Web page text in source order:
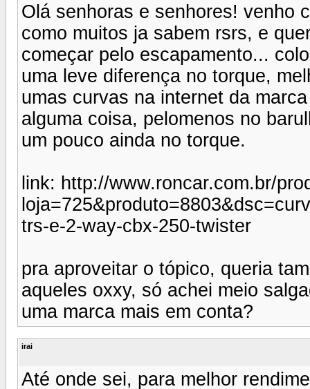
Olá senhoras e senhores! venho
como muitos ja sabem rsrs, e
começar pelo escapamento...
uma leve diferença no torque,
umas curvas na internet da
alguma coisa, pelomenos no
um pouco ainda no torque.
link: http://www.roncar.com.br/
trs-e-2-way-cbx-250-twister
pra aproveitar o tópico, queria
aqueles oxxy, só achei meio
uma marca mais em conta?
irai
Até onde sei, para melhor